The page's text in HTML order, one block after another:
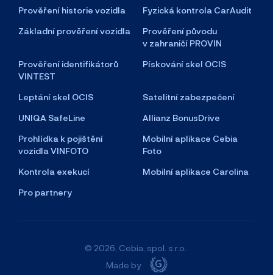
Prověření historie vozidla
Fyzická kontrola CarAudit
Základní prověření vozidla
Prověření původu
v zahraničí PROVIN
Prověření identifikátorů
VINTEST
Pískování skel OCIS
Leptání skel OCIS
Satelitní zabezpečení
UNIQA SafeLine
Allianz BonusDrive
Prohlídka k pojištění
vozidla VINFOTO
Mobilní aplikace Cebia
Foto
Kontrola exekucí
Mobilní aplikace Carolina
Pro partnery
© 2026, Cebia, spol. s r.o.
Made by